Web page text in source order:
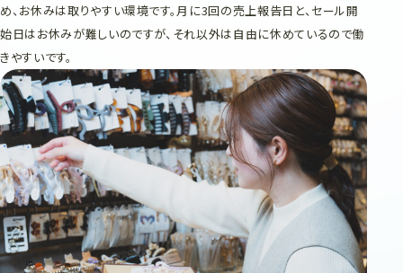
め、お休みは取りやすい環境です。月に3回の売上報告日と、セール開
始日はお休みが難しいのですが、それ以外は自由に休めているので働
きやすいです。